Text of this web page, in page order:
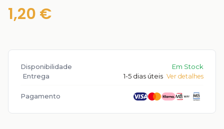
1,20 €
Disponibilidade
Em Stock
Entrega
1-5 dias úteis Ver detalhes
Pagamento